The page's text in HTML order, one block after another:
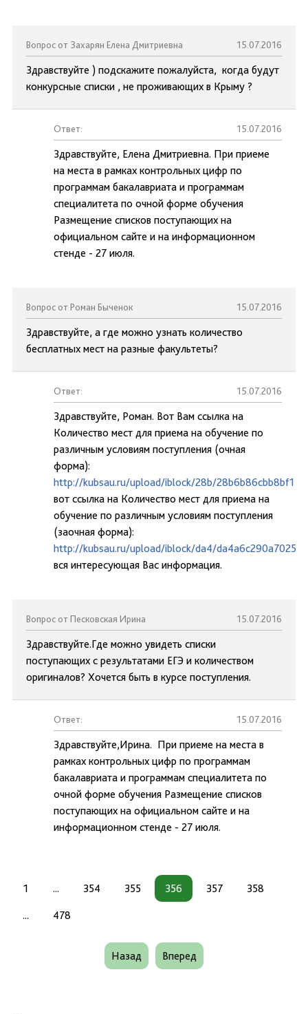
Вопрос от Захарян Елена Дмитриевна 15.07.2016
Здравствуйте ) подскажите пожалуйста, когда будут
конкурсные списки , не проживающих в Крыму ?
Ответ: 15.07.2016
Здравствуйте, Елена Дмитриевна. При приеме
на места в рамках контрольных цифр по
программам бакалавриата и программам
специалитета по очной форме обучения
Размещение списков поступающих на
официальном сайте и на информационном
стенде - 27 июля.
Вопрос от Роман Быченок 15.07.2016
Здравствуйте, а где можно узнать количество
бесплатных мест на разные факультеты?
Ответ: 15.07.2016
Здравствуйте, Роман. Вот Вам ссылка на
Количество мест для приема на обучение по
различным условиям поступления (очная
форма):
http://kubsau.ru/upload/iblock/28b/
вот ссылка на Количество мест для приема на
обучение по различным условиям поступления
(заочная форма):
http://kubsau.ru/upload/iblock/da4/
вся интересующая Вас информация.
Вопрос от Песковская Ирина 15.07.2016
Здравствуйте.Где можно увидеть списки
поступающих с результатами ЕГЭ и количеством
оригиналов? Хочется быть в курсе поступления.
Ответ: 15.07.2016
Здравствуйте,Ирина. При приеме на места в
рамках контрольных цифр по программам
бакалавриата и программам специалитета по
очной форме обучения Размещение списков
поступающих на официальном сайте и на
информационном стенде - 27 июля.
1 ... 354 355 356 357 358
... 478
Назад Вперед